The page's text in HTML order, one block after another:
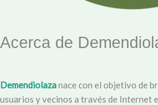
Acerca de
Demendiolazanace con el objetivo de
usuarios y vecinos a través de Internet